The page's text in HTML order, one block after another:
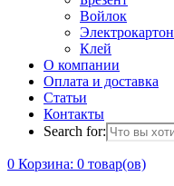
Войлок
Электрокартон
Клей
О компании
Оплата и доставка
Статьи
Контакты
Search for:
0 Корзина: 0 товар(ов)